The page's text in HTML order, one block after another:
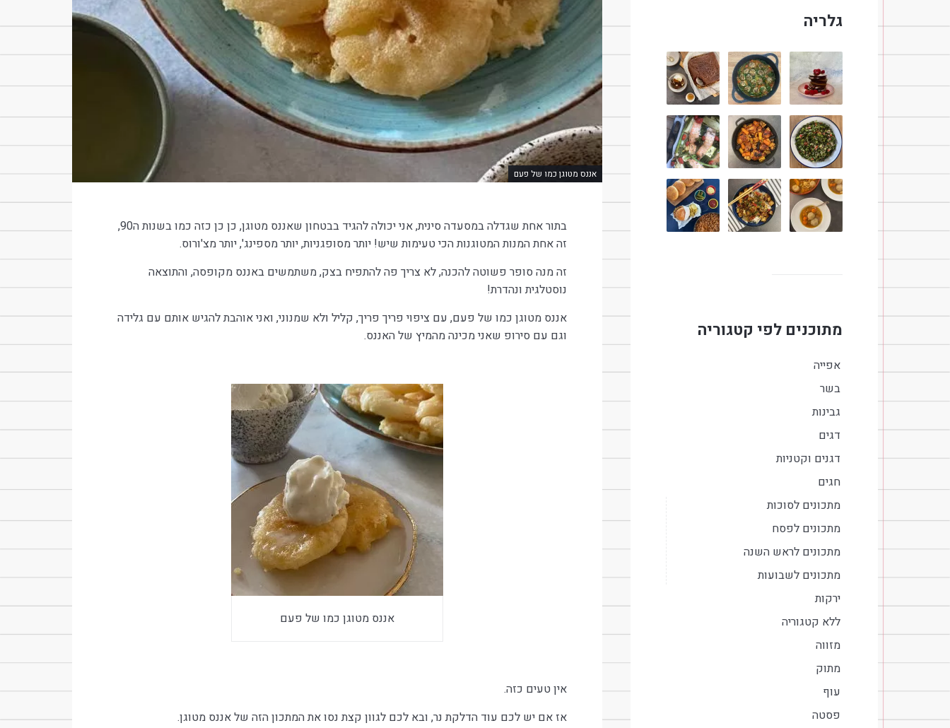
אננס מטוגן כמו של פעם
בתור אחת שגדלה במסעדה סינית, אני יכולה להגיד בבטחון שאננס מטוגן, כן כן כזה כמו בשנות ה90,
זה אחת המנות המטוגנות הכי טעימות שיש! יותר מסופגניות, יותר מספינג', יותר מצ'ורוס.
זה מנה סופר פשוטה להכנה, לא צריך פה להתפיח בצק, משתמשים באננס מקופסה, והתוצאה
נוסטלגית ונהדרת!
אננס מטוגן כמו של פעם, עם ציפוי פריך פריך, קליל ולא שמנוני, ואני אוהבת להגיש אותם עם גלידה
וגם עם סירופ שאני מכינה מהמיץ של האננס.
אננס מטוגן כמו של פעם
אין טעים כזה.
אז אם יש לכם עוד הדלקת נר, ובא לכם לגוון קצת נסו את המתכון הזה של אננס מטוגן.
גלריה
מתוכנים לפי קטגוריה
אפייה
בשר
גבינות
דגים
דגנים וקטניות
חגים
מתכונים לסוכות
מתכונים לפסח
מתכונים לראש השנה
מתכונים לשבועות
ירקות
ללא קטגוריה
מזווה
מתוק
עוף
פסטה